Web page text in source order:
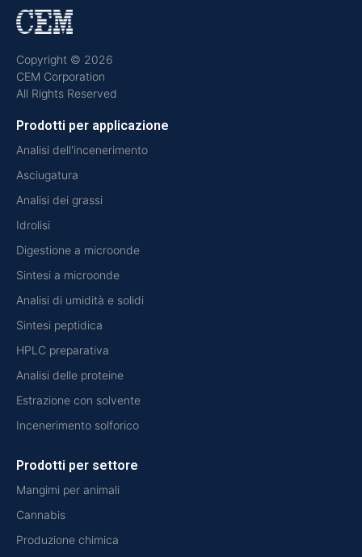
Copyright © 2026
CEM Corporation
All Rights Reserved
Prodotti per applicazione
Analisi dell'incenerimento
Asciugatura
Analisi dei grassi
Idrolisi
Digestione a microonde
Sintesi a microonde
Analisi di umidità e solidi
Sintesi peptidica
HPLC preparativa
Analisi delle proteine
Estrazione con solvente
Incenerimento solforico
Prodotti per settore
Mangimi per animali
Cannabis
Produzione chimica